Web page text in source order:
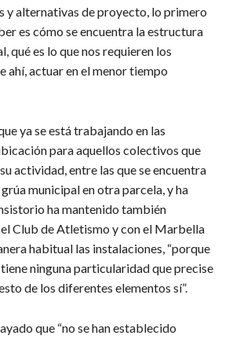
y alternativas de proyecto, lo primero
es cómo se encuentra la estructura
qué es lo que nos requieren los
ahí, actuar en el menor tiempo
ya se está trabajando en las
para aquellos colectivos que
actividad, entre las que se encuentra
municipal en otra parcela, y ha
ha mantenido también
Club de Atletismo y con el Marbella
habitual las instalaciones, “porque
ninguna particularidad que precise
de los diferentes elementos sí”.
que “no se han establecido